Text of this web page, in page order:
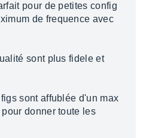
pour de petites config
de frequence avec
sont plus fidele et
sont affublée d'un max
donner toute les